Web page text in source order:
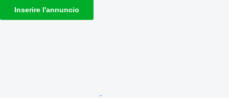
Inserire l'annuncio